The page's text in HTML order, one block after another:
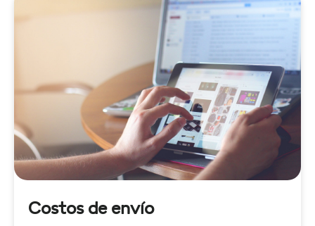
Costos de envío